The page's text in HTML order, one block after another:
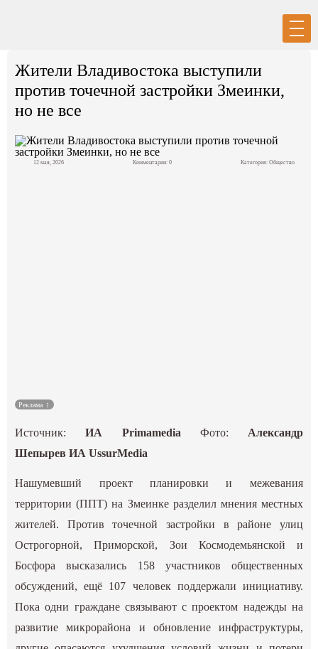
Политика
Жители Владивостока выступили
против точечной застройки Змеинки,
но не все
12 мая, 2026 Комментарии: 0 Категория: Общество
Реклама
Источник:ИА Primamedia Фото: Александр
Шепырев ИА UssurMedia
Нашумевший проект планировки и межевания
территории (ППТ) на Змеинке разделил мнения местных
жителей. Против точечной застройки в районе улиц
Острогорной, Приморской, Зои Космодемьянской и
Босфора высказались 158 участников общественных
обсуждений, ещё 107 человек поддержали инициативу.
Пока одни граждане связывают с проектом надежды на
развитие микрорайона и обновление инфраструктуры,